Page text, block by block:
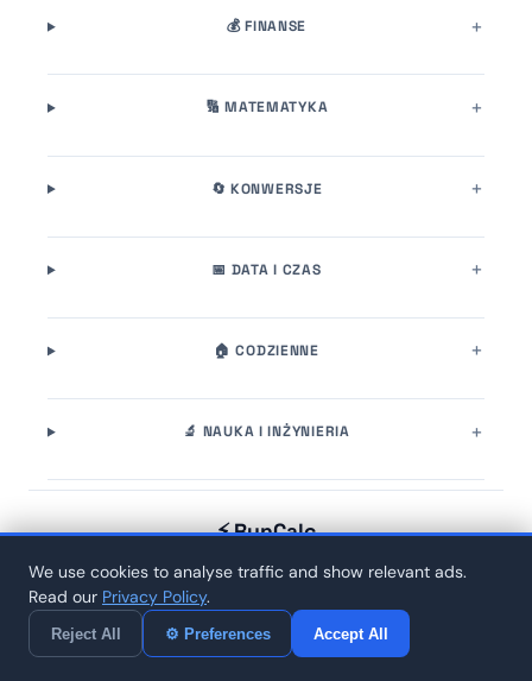
💰 FINANSE
🔢 MATEMATYKA
🔄 KONWERSJE
📅 DATA I CZAS
🏠 CODZIENNE
🔬 NAUKA I INŻYNIERIA
⚡ RunCalc
© 2026 RunCalc. All rights reserved.
Home 🏷️ Tags
We use cookies to analyse traffic and show relevant ads.
Read our Privacy Policy.
Reject All ⚙ Preferences Accept All